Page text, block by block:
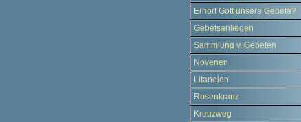
Erhört Gott unsere Gebete?
Gebetsanliegen
Sammlung v. Gebeten
Novenen
Litaneien
Rosenkranz
Kreuzweg